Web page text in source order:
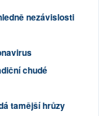
nezávislosti
chudé
tamější hrůzy